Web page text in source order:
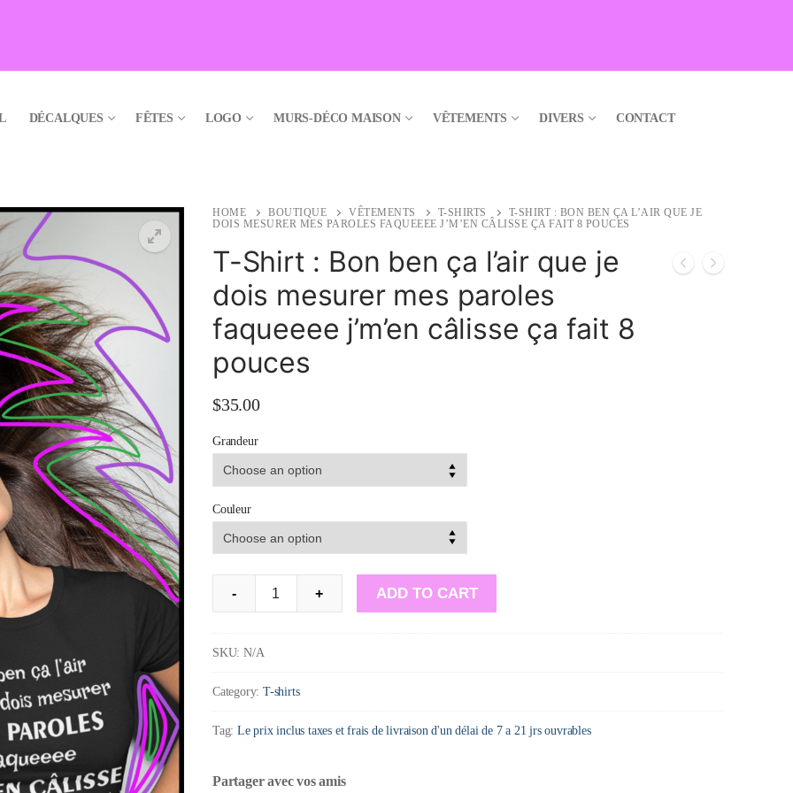
DÉCALQUES FÊTES LOGO MURS-DÉCO MAISON VÊTEMENTS DIVERS CONTACT
🔍
HOME BOUTIQUE VÊTEMENTS T-SHIRTS
T-SHIRT : BON BEN ÇA L’AIR QUE JE
DOIS MESURER MES PAROLES FAQUEEEE J’M’EN CÂLISSE ÇA FAIT 8 POUCES
T-Shirt : Bon ben ça l’air que je
dois mesurer mes paroles
faqueeee j’m’en câlisse ça fait 8
pouces
$35.00
Grandeur
Couleur
Shirt
ben
ça
que
- + ADD TO CART
SKU: N/A
Category: T-shirts
Tag: Le prix inclus taxes et frais de livraison d'un délai de 7 a 21 jrs ouvrables
Partager avec vos amis